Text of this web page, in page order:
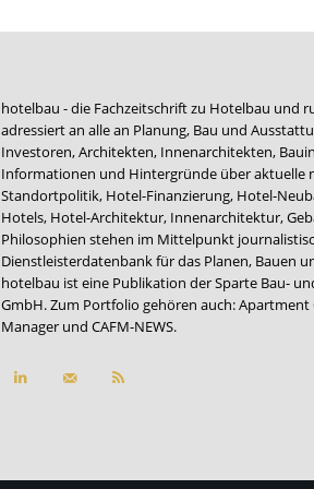
hotelbau - die Fachzeitschrift zu Hotelbau und
adressiert an alle an Planung, Bau und
Investoren, Architekten, Innenarchitekten,
Informationen und Hintergründe über
Standortpolitik, Hotel-Finanzierung, Hotel-
Hotels, Hotel-Architektur, Innenarchitektur,
Philosophien stehen im Mittelpunkt
Dienstleisterdatenbank für das Planen, Bauen
hotelbau ist eine Publikation der Sparte Bau-
GmbH. Zum Portfolio gehören auch:Apartment
Manager und CAFM-NEWS.